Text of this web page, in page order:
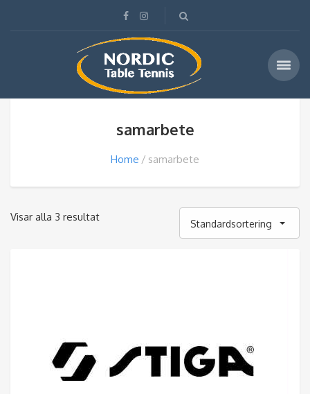
samarbete
Home samarbete
Visar alla 3 resultat
Standardsortering